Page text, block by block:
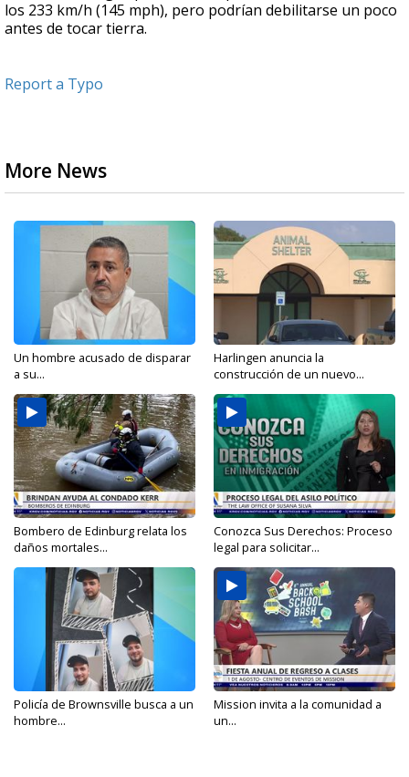
los 233 km/h (145 mph), pero podrían debilitarse un poco
antes de tocar tierra.
Report a Typo
More News
Un hombre acusado de disparar
a su...
Harlingen anuncia la
construcción de un nuevo...
Bombero de Edinburg relata los
daños mortales...
Conozca Sus Derechos: Proceso
legal para solicitar...
Policía de Brownsville busca a un
hombre...
Mission invita a la comunidad a
un...